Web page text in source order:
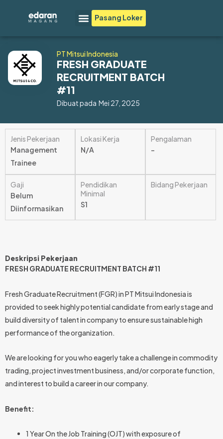
Menu
Pasang Loker
PT Mitsui Indonesia
FRESH GRADUATE
RECRUITMENT BATCH
#11
Dibuat pada Mei 27, 2025
Jenis Pekerjaan
Management
Trainee
Lokasi Kerja
N/A
Pengalaman
–
Gaji
Belum
Diinformasikan
Pendidikan
Minimal
S1
Bidang Pekerjaan
Deskripsi Pekerjaan
FRESH GRADUATE RECRUITMENT BATCH #11
Fresh Graduate Recruitment (FGR) in PT Mitsui Indonesia is
provided to seek highly potential candidate from early stage and
build diversity of talent in company to ensure sustainable high
performance of the organization.
We are looking for you who eagerly take a challenge in commodity
trading, project investment business, and/or corporate function,
and interest to build a career in our company.
Benefit:
1 Year On the Job Training (OJT) with exposure of